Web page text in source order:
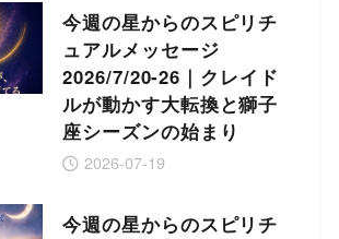
今週の星からのスピリチ
ュアルメッセージ
2026/7/20-26｜クレイド
ルが動かす大転換と獅子
座シーズンの始まり
2026-07-19
今週の星からのスピリチ